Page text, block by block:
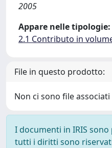
2005
Appare nelle tipologie:
2.1 Contributo in
File in questo prodotto:
Non ci sono file
I documenti in IRIS
tutti i diritti sono